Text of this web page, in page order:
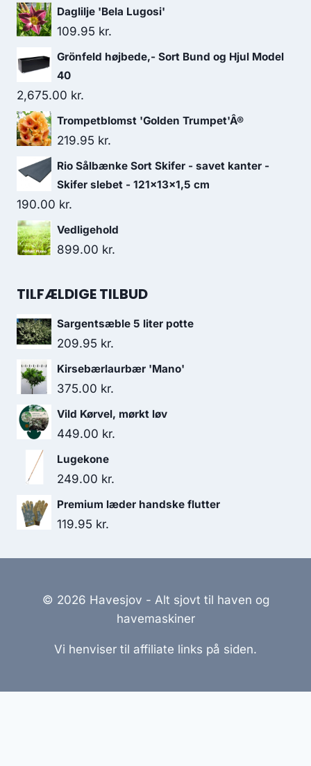
Daglilje 'Bela Lugosi'
109.95 kr.
Grönfeld højbede,- Sort Bund og Hjul Model
40
2,675.00 kr.
Trompetblomst 'Golden Trumpet'Â®
219.95 kr.
Rio Sålbænke Sort Skifer - savet kanter -
Skifer slebet - 121x13x1,5 cm
190.00 kr.
Vedligehold
899.00 kr.
TILFÆLDIGE TILBUD
Sargentsæble 5 liter potte
209.95 kr.
Kirsebærlaurbær 'Mano'
375.00 kr.
Vild Kørvel, mørkt løv
449.00 kr.
Lugekone
249.00 kr.
Premium læder handske flutter
119.95 kr.
© 2026 Havesjov - Alt sjovt til haven og
havemaskiner
Vi henviser til affiliate links på siden.